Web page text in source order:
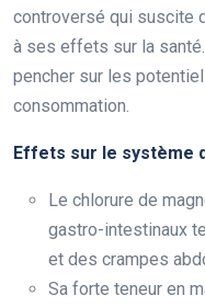
controversé qui suscite
à ses effets sur la
pencher sur les
consommation.
Effets sur le système
Le chlorure de
gastro-intestinaux
et des crampes
Sa forte teneur en